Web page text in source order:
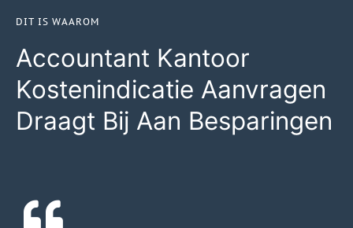
DIT IS WAAROM
Accountant Kantoor
Kostenindicatie Aanvragen
Draagt Bij Aan Besparingen